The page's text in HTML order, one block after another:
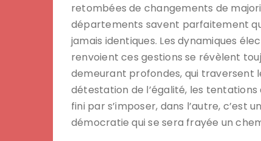
retombées de changements de
départements savent parfaitement
jamais identiques. Les dynamiques
renvoient ces gestions se révèlent
demeurant profondes, qui traversent
détestation de l’égalité, les
fini par s’imposer, dans l’autre, c’est
démocratie qui se sera frayée un